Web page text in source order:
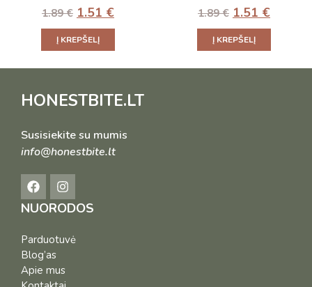
1.89€ 1.51 €
Į KREPŠELĮ
1.89€ 1.51 €
Į KREPŠELĮ
HONESTBITE.LT
Susisiekite su mumis
info@honestbite.lt
NUORODOS
Parduotuvė
Blog’as
Apie mus